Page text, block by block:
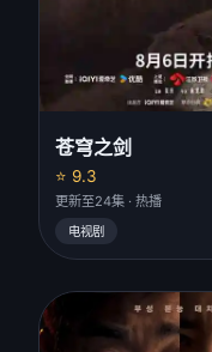
苍穹之剑
⭐ 9.3
更新至24集 · 热播
电视剧